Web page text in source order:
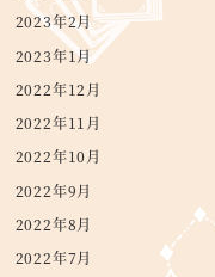
2023年2月
2023年1月
2022年12月
2022年11月
2022年10月
2022年9月
2022年8月
2022年7月